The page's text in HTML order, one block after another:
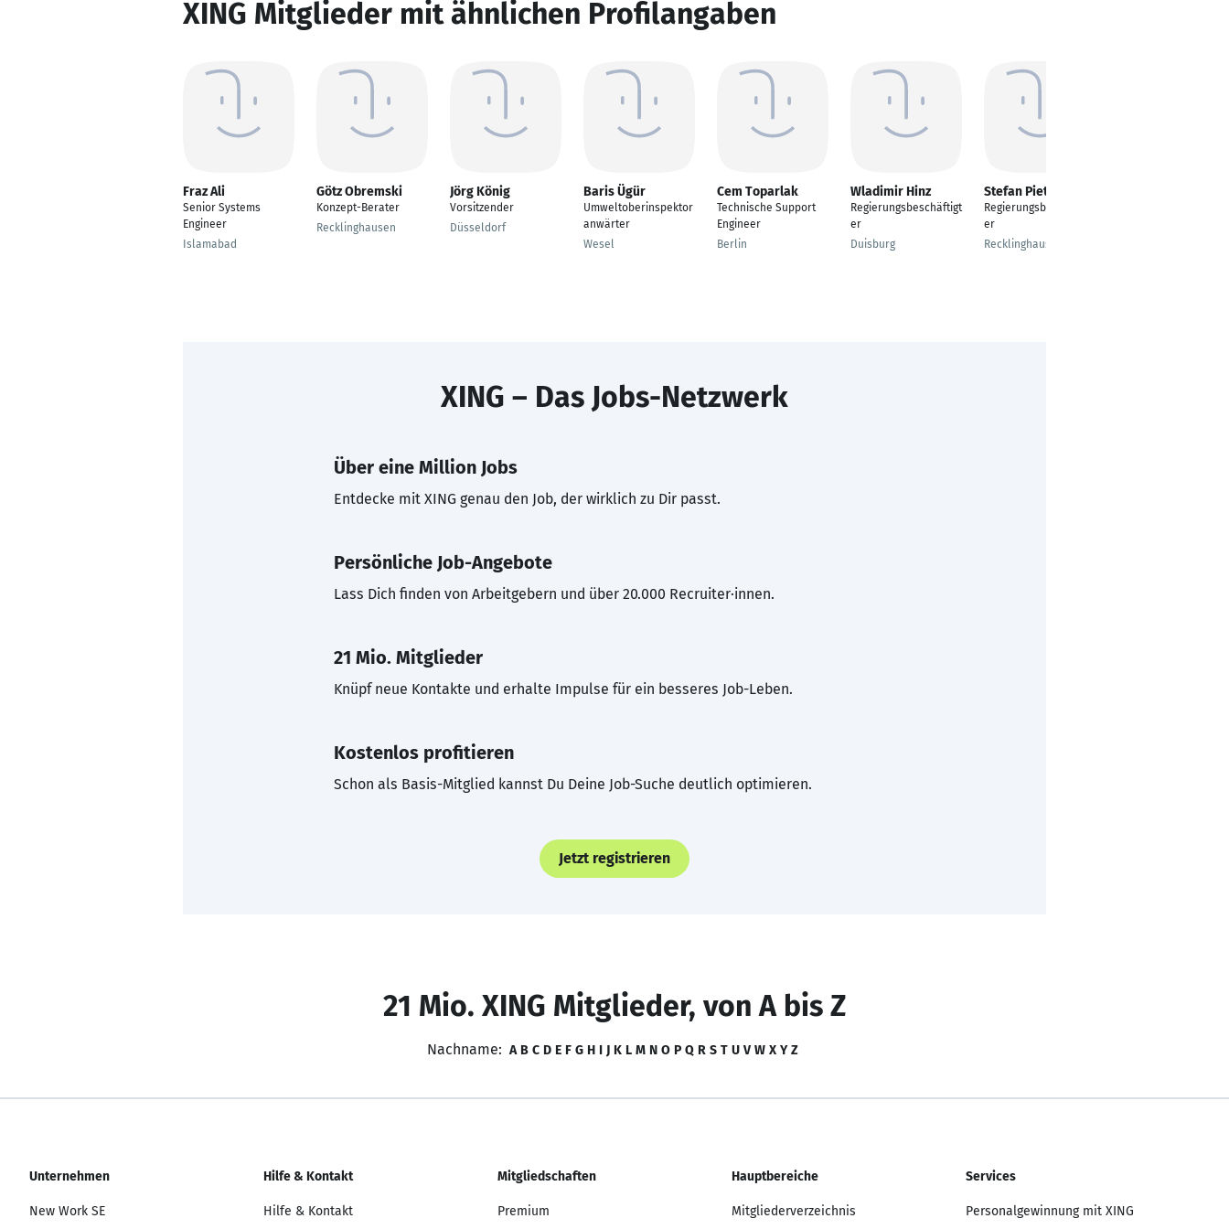
XING Mitglieder mit ähnlichen Profilangaben
Fraz Ali
Senior Systems
Engineer
Islamabad
Götz Obremski
Konzept-Berater
Recklinghausen
Jörg König
Vorsitzender
Düsseldorf
Baris Ügür
Umweltoberinspektor
anwärter
Wesel
Cem Toparlak
Technische Support
Engineer
Berlin
Wladimir Hinz
Regierungsbeschäftigt
er
Duisburg
Stefan Pietsch
Regierungsbeschäftigt
er
Recklinghausen
XING – Das Jobs-Netzwerk
Über eine Million Jobs
Entdecke mit XING genau den Job, der wirklich zu Dir passt.
Persönliche Job-Angebote
Lass Dich finden von Arbeitgebern und über 20.000 Recruiter·innen.
21 Mio. Mitglieder
Knüpf neue Kontakte und erhalte Impulse für ein besseres Job-Leben.
Kostenlos profitieren
Schon als Basis-Mitglied kannst Du Deine Job-Suche deutlich optimieren.
Jetzt registrieren
21 Mio. XING Mitglieder, von A bis Z
Nachname: A B C D E F G H I J K L M N O P Q R S T U V W X Y Z
Unternehmen
New Work SE
Hilfe & Kontakt
Hilfe & Kontakt
Mitgliedschaften
Premium
Hauptbereiche
Mitgliederverzeichnis
Services
Personalgewinnung mit XING